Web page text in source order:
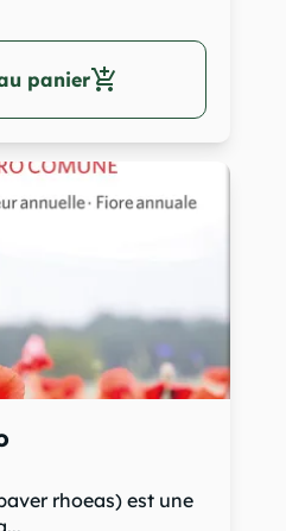
panieradd_shopping_cart
rhoeas) est une